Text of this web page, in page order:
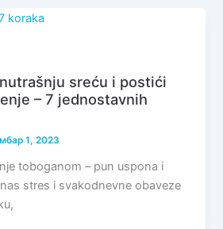
sreću i postići
– 7 jednostavnih
1, 2023
toboganom – pun uspona i
stres i svakodnevne obaveze